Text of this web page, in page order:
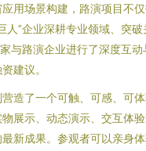
用场景构建，路演项目不
人”企业深耕专业领域、突破
与路演企业进行了深度互动
建议。
造了一个可触、可感、可
展示、动态演示、交互体
新成果。参观者可以亲身